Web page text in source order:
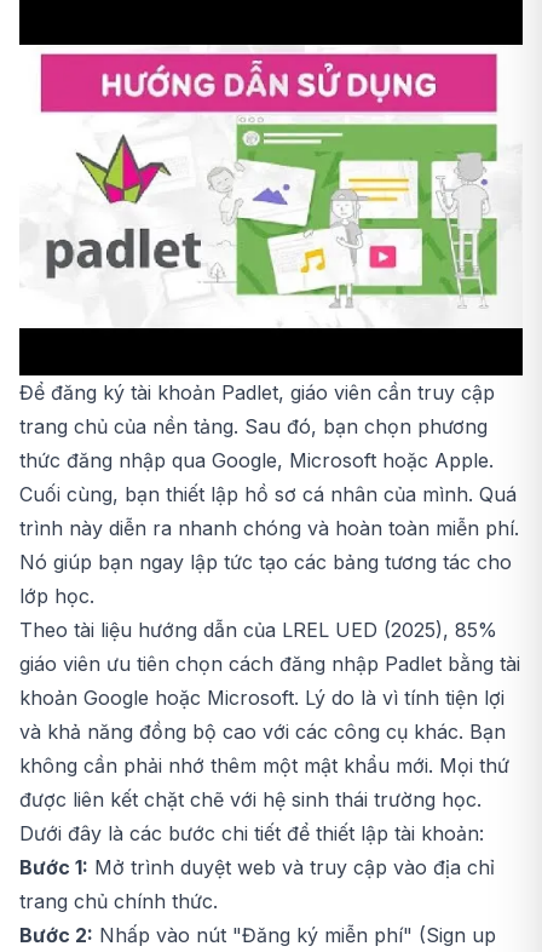
Để đăng ký tài khoản Padlet, giáo viên cần truy cập
trang chủ của nền tảng. Sau đó, bạn chọn phương
thức đăng nhập qua Google, Microsoft hoặc Apple.
Cuối cùng, bạn thiết lập hồ sơ cá nhân của mình. Quá
trình này diễn ra nhanh chóng và hoàn toàn miễn phí.
Nó giúp bạn ngay lập tức tạo các bảng tương tác cho
lớp học.
Theo tài liệu hướng dẫn của LREL UED (2025), 85%
giáo viên ưu tiên chọn cách đăng nhập Padlet bằng tài
khoản Google hoặc Microsoft. Lý do là vì tính tiện lợi
và khả năng đồng bộ cao với các công cụ khác. Bạn
không cần phải nhớ thêm một mật khẩu mới. Mọi thứ
được liên kết chặt chẽ với hệ sinh thái trường học.
Dưới đây là các bước chi tiết để thiết lập tài khoản:
Bước 1: Mở trình duyệt web và truy cập vào địa chỉ
trang chủ chính thức.
Bước 2: Nhấp vào nút "Đăng ký miễn phí" (Sign up